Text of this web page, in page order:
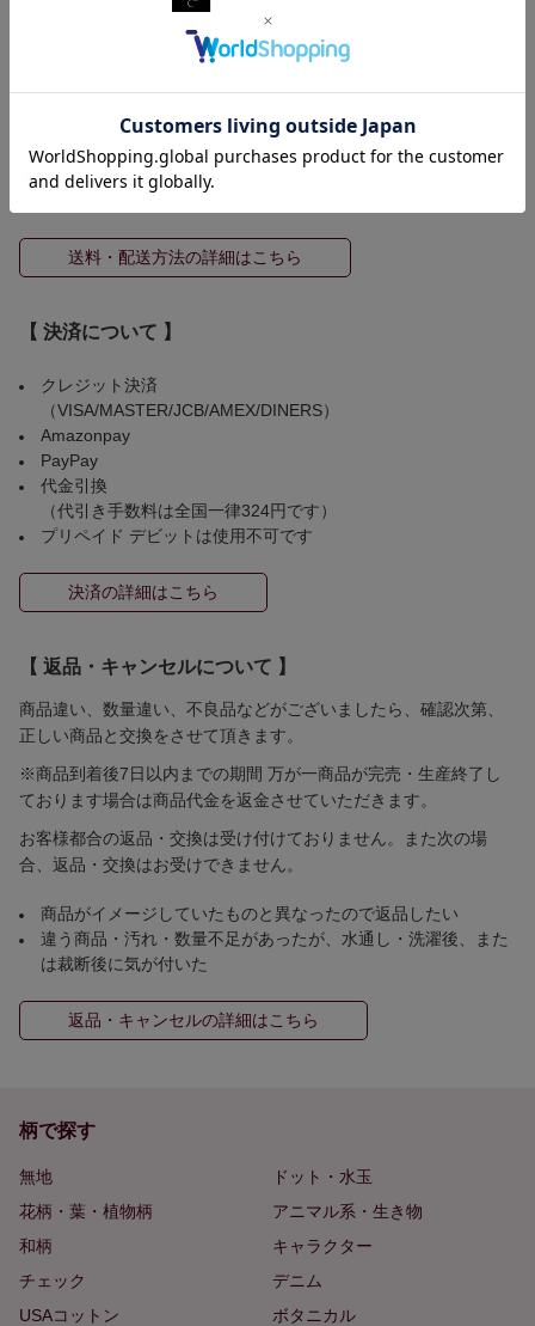
5,500円（税込）以上お買い上げで国内送料無料！！
ていただきます。
◆ 配送希望が通らなかった場合のキャンセルはお受けできませ
送料・配送方法の詳細はこちら
【 決済について 】
クレジット決済
（VISA/MASTER/JCB/AMEX/DINERS）
Amazonpay
PayPay
代金引換
（代引き手数料は全国一律324円です）
プリペイド デビットは使用不可です
決済の詳細はこちら
【 返品・キャンセルについて 】
商品違い、数量違い、不良品などがございましたら、確認次第、
正しい商品と交換をさせて頂きます。
※商品到着後7日以内までの期間 万が一商品が完売・生産終了し
ております場合は商品代金を返金させていただきます。
お客様都合の返品・交換は受け付けておりません。また次の場
合、返品・交換はお受けできません。
商品がイメージしていたものと異なったので返品したい
違う商品・汚れ・数量不足があったが、水通し・洗濯後、また
は裁断後に気が付いた
返品・キャンセルの詳細はこちら
柄で探す
無地
ドット・水玉
花柄・葉・植物柄
アニマル系・生き物
和柄
キャラクター
チェック
デニム
USAコットン
ボタニカル